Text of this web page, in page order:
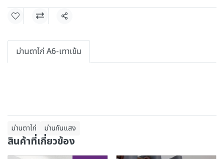
แชร์
ม่านตาไก่ A6-เทาเข้ม
ม่านตาไก่ ม่านกันแสง
สินค้าที่เกี่ยวข้อง